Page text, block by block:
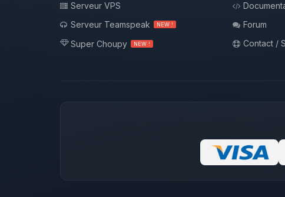
Serveur VPS
Serveur Teamspeak
NEW !
Super Choupy NEW !
Forum
Contact /